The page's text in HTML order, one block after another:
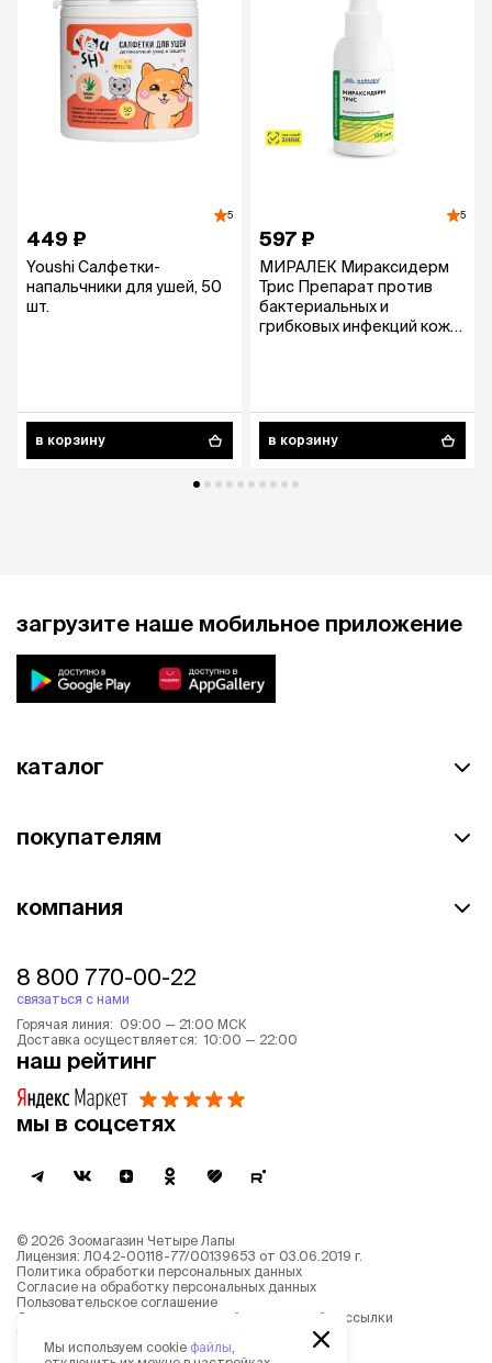
5
449 ₽
Youshi Салфетки-
напальчники для ушей, 50
шт.
в корзину
5
597 ₽
МИРАЛЕК Мираксидерм
Трис Препарат против
бактериальных и
грибковых инфекций кожи
в корзину
загрузите наше мобильное приложение
каталог
покупателям
компания
8 800 770-00-22
связаться с нами
Горячая линия: 09:00 — 21:00 МСК
Доставка осуществляется: 10:00 — 22:00
наш рейтинг
мы в соцсетях
© 2026 Зоомагазин Четыре Лапы
Лицензия: Л042-00118-77/00139653 от 03.06.2019 г.
Политика обработки персональных данных
Согласие на обработку персональных данных
Пользовательское соглашение
Согласие на получение новостной и рекламной рассылки
Описание рекомендательных алгоритмов
Мы используем cookie файлы